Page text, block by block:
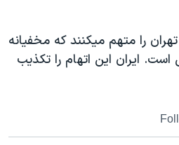
تهران را متهم ميکنند که مخفيانه
ايران اين اتهام را تکذيب